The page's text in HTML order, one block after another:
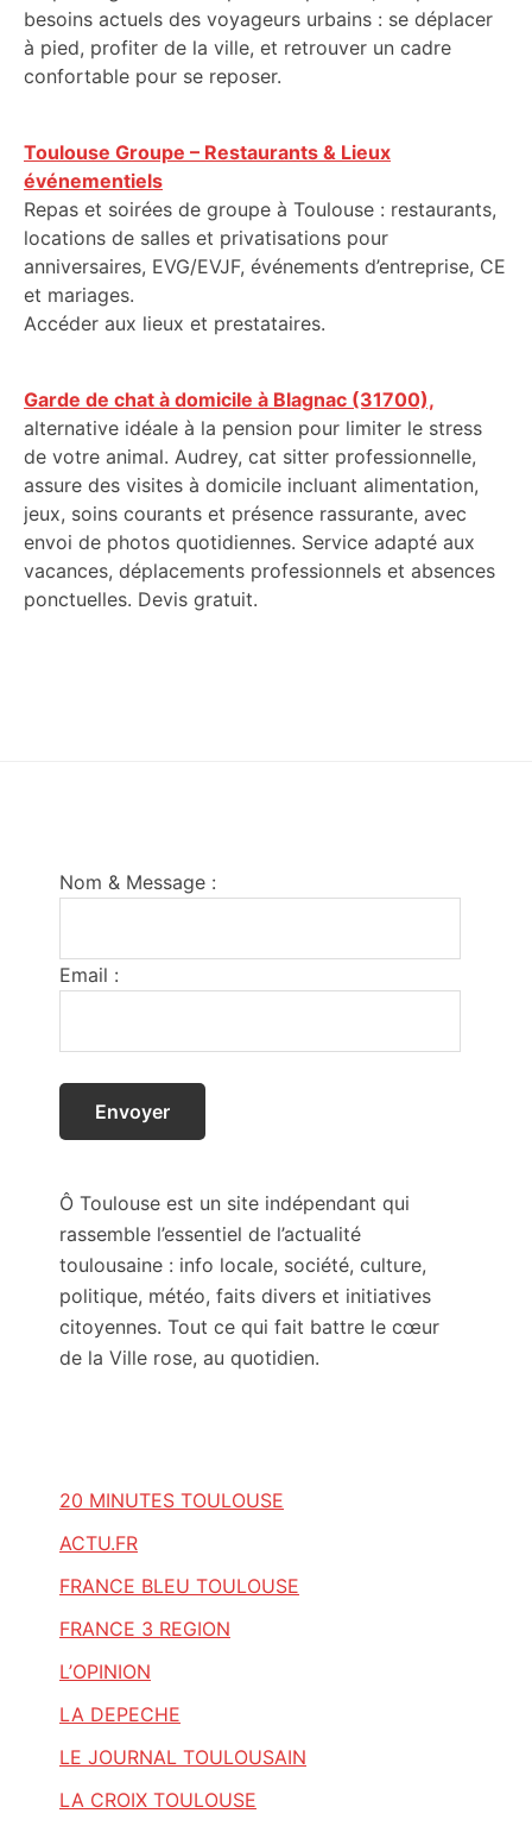
besoins actuels des voyageurs urbains : se déplacer
à pied, profiter de la ville, et retrouver un cadre
confortable pour se reposer.
Toulouse Groupe – Restaurants & Lieux
événementiels
Repas et soirées de groupe à Toulouse : restaurants,
locations de salles et privatisations pour
anniversaires, EVG/EVJF, événements d’entreprise, CE
et mariages.
Accéder aux lieux et prestataires.
Garde de chat à domicile à Blagnac (31700),
alternative idéale à la pension pour limiter le stress
de votre animal. Audrey, cat sitter professionnelle,
assure des visites à domicile incluant alimentation,
jeux, soins courants et présence rassurante, avec
envoi de photos quotidiennes. Service adapté aux
vacances, déplacements professionnels et absences
ponctuelles. Devis gratuit.
Nom & Message :
Email :
Ô Toulouse est un site indépendant qui
rassemble l’essentiel de l’actualité
toulousaine : info locale, société, culture,
politique, météo, faits divers et initiatives
citoyennes. Tout ce qui fait battre le cœur
de la Ville rose, au quotidien.
20 MINUTES TOULOUSE
ACTU.FR
FRANCE BLEU TOULOUSE
FRANCE 3 REGION
L’OPINION
LA DEPECHE
LE JOURNAL TOULOUSAIN
LA CROIX TOULOUSE